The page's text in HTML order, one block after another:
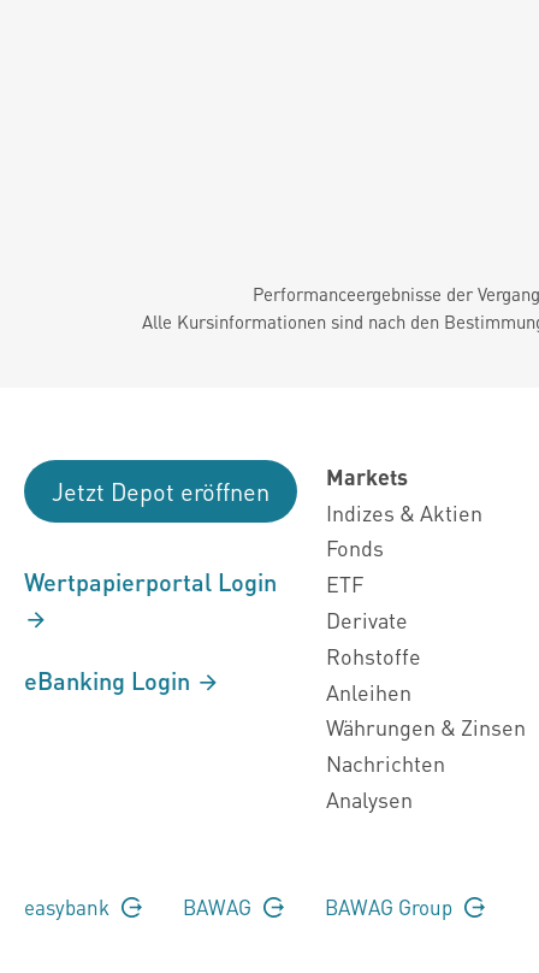
Performanceergebnisse der
Alle Kursinformationen sind nach den
Jetzt Depot eröffnen
Wertpapierportal Login
eBanking Login
Markets
Indizes & Aktien
Fonds
ETF
Derivate
Rohstoffe
Anleihen
Währungen & Zinsen
Nachrichten
Analysen
easybank BAWAG BAWAG Group